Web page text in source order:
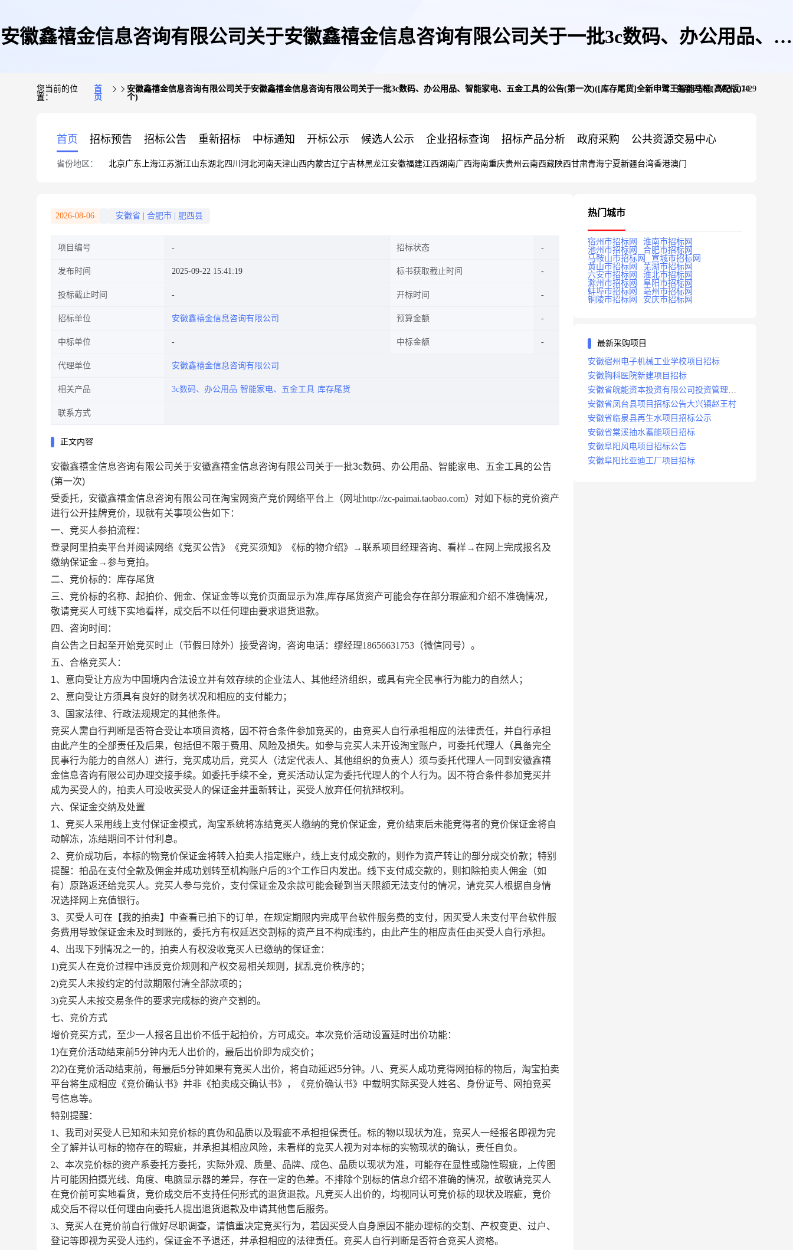
安徽鑫禧金信息咨询有限公司关于安徽鑫禧金信息咨询有限公司关于一批3c数码、办公用品、智
您当前的位
置：
首
页
安徽鑫禧金信息咨询有限公司关于安徽鑫禧金信息咨询有限公司关于一批3c数码、办公用品、智能家电、五金工具的公告(第一次)([库存尾货]全新申鹭王智能马桶(高配版)10
个)
更新时间：2026-07-29
首页 招标预告 招标公告 重新招标 中标通知 开标公示 候选人公示 企业招标查询 招标产品分析 政府采购 公共资源交易中心
省份地区： 北京广东 上海江苏浙江山东湖北四川 河北河南天津山西内蒙古辽宁吉林黑龙江安徽福建江西湖南广西海南重庆贵州 云南西藏陕西甘肃青海宁夏新疆台湾香港澳门
2026-08-06 安徽省 合肥市 肥西县
项目编号 招标状态
发布时间 2025-09-22 15:41:19 标书获取截止时间
投标截止时间 开标时间
招标单位 安徽鑫禧金信息咨询有限公司 预算金额
中标单位 中标金额
代理单位 安徽鑫禧金信息咨询有限公司
相关产品 3c数码、办公用品 智能家电、五金工具 库存尾货
联系方式
正文内容
安徽鑫禧金信息咨询有限公司关于安徽鑫禧金信息咨询有限公司关于一批3c数码、办公用品、智能家电、五金工具的公告
(第一次)
受委托， 安徽鑫禧金信息咨询有限公司在淘宝网资产竞价网络平台上（网址http://zc-paimai.taobao.com）对如下标的竞价资产
进行公开挂牌竞价，现就有关事项公告如下：
一、竞买人参拍流程：
登录阿里拍卖平台并阅读网络《竞买公告》《竞买须知》《标的物介绍》
→联系项目经理咨询、看样→在网上完成报名及
缴纳保证金→参与竞拍。
二、竞价标的： 库存尾货
三、竞价标的名称、起拍价、佣金、保证金等以竞价页面显示为准,库存尾货资产可能会存在部分瑕疵和介绍不准确情况，
敬请竞买人可线下实地看样，成交后不以任何理由要求退货退款。
四、咨询时间：
自公告之日起至开始竞买时止（节假日除外）接受咨询， 咨询电话：缪经理18656631753 （微信同号）。
五、合格竞买人：
1、意向受让方应为中国境内合法设立并有效存续的企业法人、其他经济组织，或具有完全民事行为能力的自然人；
2、意向受让方须具有良好的财务状况和相应的支付能力；
3、国家法律、行政法规规定的其他条件。
竞买人需自行判断是否符合受让本项目资格，因不符合条件参加竞买的，由竞买人自行承担相应的法律责任，并自行承担
由此产生的全部责任及后果，包括但不限于费用、风险及损失。如参与竞买人未开设淘宝账户，可委托代理人（具备完全
民事行为能力的自然人）进行，竞买成功后，竞买人（法定代表人、其他组织的负责人）须与委托代理人一同到 安徽鑫禧
金信息咨询有限公司 办理交接手续。如委托手续不全，竞买活动认定为委托代理人的个人行为。因不符合条件参加竞买并
成为买受人的，拍卖人可没收买受人的保证金并重新转让，买受人放弃任何抗辩权利。
六、保证金交纳及处置
1、竞买人采用线上支付保证金模式，淘宝系统将冻结竞买人缴纳的竞价保证金，竞价结束后未能竞得者的竞价保证金将自
动解冻，冻结期间不计付利息。
2、 竞价成功后，本标的物竞价保证金将转入拍卖人指定账户，线上支付成交款的，则作为资产转让的部分成交价款； 特别
提醒：拍品在支付全款及佣金并成功划转至机构账户后的3个工作日内发出。 线下支付成交款的，则扣除拍卖人佣金（如
有）原路返还给竞买人。 竞买人参与竞价，支付保证金及余款可能会碰到当天限额无法支付的情况，请竞买人根据自身情
况选择网上充值银行。
3、买受人可在【我的拍卖】中查看已拍下的订单，在规定期限内完成平台软件服务费的支付，因买受人未支付平台软件服
务费用导致保证金未及时到账的，委托方有权延迟交割标的资产且不构成违约，由此产生的相应责任由买受人自行承担。
4、 出现下列情况之一的，拍卖人有权没收竞买人已缴纳的保证金：
1)竞买人在竞价过程中违反竞价规则和产权交易相关规则，扰乱竞价秩序的；
2)竞买人未按约定的付款期限付清全部款项的；
3)竞买人未按交易条件的要求完成标的资产交割 的。
七、竞价方式
增价竞买方式，至少一人报名且出价不低于起拍价，方可成交。本次竞价活动设置延时出价功能：
1)在竞价活动结束前5分钟内无人出价的，最后出价即为成交价；
2)2)在竞价活动结束前，每最后5分钟如果有竞买人出价，将自动延迟5分钟。
八、竞买人成功竞得网拍标的物后，淘宝拍卖
平台将生成相应《竞价确认书》并非《拍卖成交确认书》，《竞价确认书》中载明实际买受人姓名、身份证号、网拍竞买
号信息等。
特别提醒：
1、我司对买受人已知和未知竞价标的真伪和品质以及瑕疵不承担担保责任。标的物以现状为准，竞买人一经报名即视为完
全了解并认可标的物存在的瑕疵，并承担其相应风险，未看样的竞买人视为对本标的实物现状的确认，责任自负。
2、本次竞价标的资产系委托方委托，实际外观、质量、品牌、成色、品质以现状为准，可能存在显性或隐性瑕疵，上传图
片可能因拍摄光线、角度、电脑显示器的差异，存在一定的色差。不排除个别标的信息介绍不准确的情况，故敬请竞买人
在竞价前可实地看货，竞价成交后不支持任何形式的退货退款。凡竞买人出价的，均视同认可竞价标的现状及瑕疵，竞价
成交后不得以任何理由向委托人提出退货退款及申请其他售后服务。
3、竞买人在竞价前自行做好尽职调查，请慎重决定竞买行为，若因买受人自身原因不能办理标的交割、产权变更、过户、
登记等即视为买受人违约，保证金不予退还，并承担相应的法律责任。竞买人自行判断是否符合竞买人资格。
热门城市
宿州市招标网
淮南市招标网
池州市招标网
合肥市招标网
马鞍山市招标网
宣城市招标网
黄山市招标网
芜湖市招标网
六安市招标网
淮北市招标网
滁州市招标网
阜阳市招标网
蚌埠市招标网
亳州市招标网
铜陵市招标网
安庆市招标网
最新采购项目
安徽宿州电子机械工业学校项目招标
安徽胸科医院新建项目招标
安徽省皖能资本投资有限公司投资管理系
统建设项目招标
安徽省凤台县项目招标公告大兴镇赵王村
安徽省临泉县再生水项目招标公示
安徽省棠溪抽水蓄能项目招标
安徽阜阳风电项目招标公告
安徽阜阳比亚迪工厂项目招标